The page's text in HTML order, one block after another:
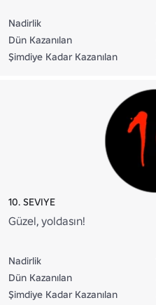
Nadirlik
Dün Kazanılan
Şimdiye Kadar Kazanılan
10. SEVIYE
Güzel, yoldasın!
Nadirlik
Dün Kazanılan
Şimdiye Kadar Kazanılan